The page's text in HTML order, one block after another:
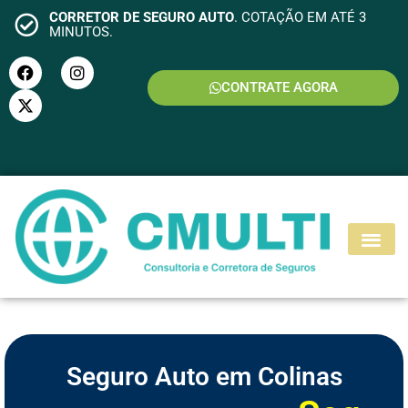
CORRETOR DE SEGURO AUTO. COTAÇÃO EM ATÉ 3
MINUTOS.
CONTRATE AGORA
SEGURO MOTO
Seguro Auto em Colinas